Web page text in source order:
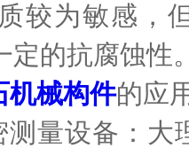
较为敏感，
定的抗腐蚀性
机械构件的应
设备：大